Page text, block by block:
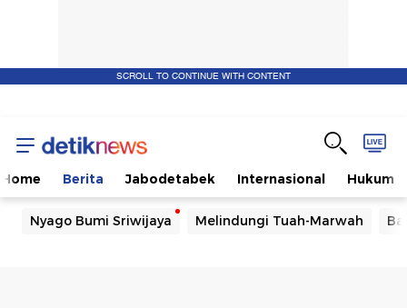
SCROLL TO CONTINUE WITH CONTENT
Home Berita Jabodetabek Internasional Hukum
Nyago Bumi Sriwijaya Melindungi Tuah-Marwah